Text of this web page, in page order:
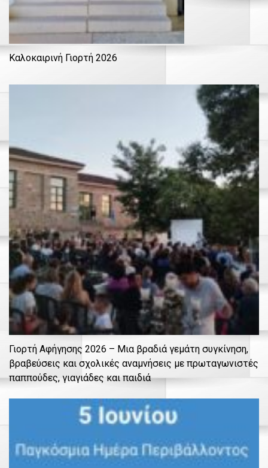
Καλοκαιρινή Γιορτή 2026
Γιορτή Αφήγησης 2026 – Μια βραδιά γεμάτη συγκίνηση,
βραβεύσεις και σχολικές αναμνήσεις με πρωταγωνιστές
παππούδες, γιαγιάδες και παιδιά